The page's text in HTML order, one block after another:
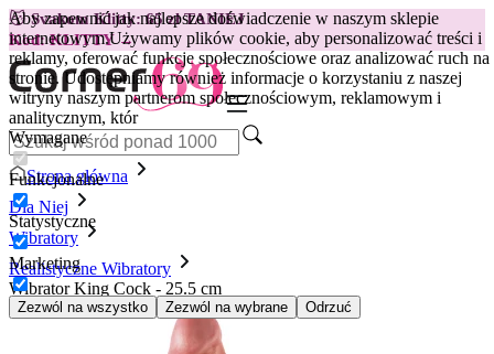
Aby zapewnić jak najlepsze doświadczenie w naszym sklepie
internetowym.Używamy plików cookie, aby personalizować treści i
reklamy, oferować funkcje społecznościowe oraz analizować ruch na
stronie. Udostępniamy również informacje o korzystaniu z naszej
witryny naszym partnerom społecznościowym, reklamowym i
analitycznym, któr
Wymagane
Funkcjonalne
Statystyczne
Marketing
Zezwól na wszystko Zezwól na wybrane Odrzuć
😽Svakom Klitty: 65 zł TANIEJ
Kod: KLITTY →
Strona główna
Dla Niej
Wibratory
Realistyczne Wibratory
Wibrator King Cock - 25.5 cm